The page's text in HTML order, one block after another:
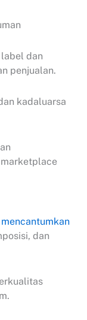
dan
penjualan.
kadaluarsa
mencantumkan
dan